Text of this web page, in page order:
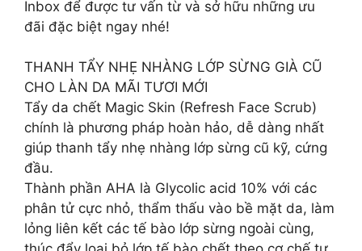
Inbox để được tư vấn từ và sở hữu những ưu
đãi đặc biệt ngay nhé!
THANH TẨY NHẸ NHÀNG LỚP SỪNG GIÀ CŨ
CHO LÀN DA MÃI TƯƠI MỚI
Tẩy da chết Magic Skin (Refresh Face Scrub)
chính là phương pháp hoàn hảo, dễ dàng nhất
giúp thanh tẩy nhẹ nhàng lớp sừng cũ kỹ, cứng
đầu.
Thành phần AHA là Glycolic acid 10% với các
phân tử cực nhỏ, thẩm thấu vào bề mặt da, làm
lỏng liên kết các tế bào lớp sừng ngoài cùng,